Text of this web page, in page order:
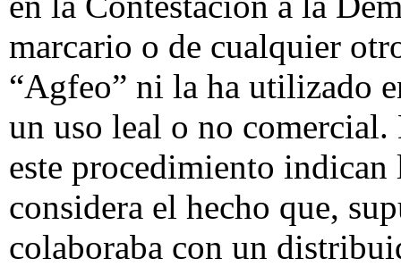
marcario o de cualquier
“Agfeo” ni la ha utilizado
un uso leal o no comercial.
este procedimiento
considera el hecho que,
colaboraba con un